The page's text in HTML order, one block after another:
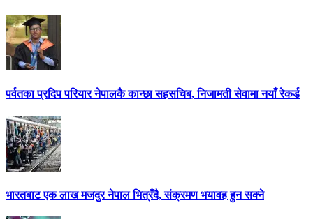
पर्वतका प्रदिप परियार नेपालकै कान्छा सहसचिब, निजामती सेवामा नयाँ रेकर्ड
भारतबाट एक लाख मजदुर नेपाल भित्रँदै, संक्रमण भयावह हुन सक्ने